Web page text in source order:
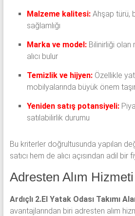
Malzeme kalitesi: Ahşap türü,
sağlamlığı
Marka ve model: Bilinirliği
alıcı bulur
Temizlik ve hijyen:Özellikle
mobilyalarında büyük önem
Yeniden satış potansiyeli:
satılabilirlik durumu
Bu kriterler doğrultusunda yapılan
satıcı hem de alıcı açısından adil bir
Adresten Alım Hizmeti
Ardıçlı 2.El Yatak Odası Takımı
avantajlarından biri adresten alım